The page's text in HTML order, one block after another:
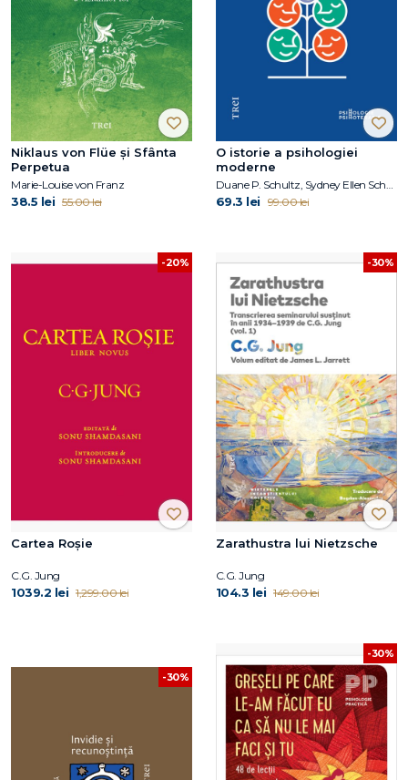
Niklaus von Flüe și Sfânta
Perpetua
Marie-Louise von Franz
38.5 lei 55.00 lei
O istorie a psihologiei
moderne
Duane P. Schultz, Sydney Ellen Schultz
69.3 lei 99.00 lei
-20%
Cartea Roșie
C.G. Jung
1039.2 lei 1,299.00 lei
-30%
Zarathustra lui Nietzsche
C.G. Jung
104.3 lei 149.00 lei
-30%
-30%